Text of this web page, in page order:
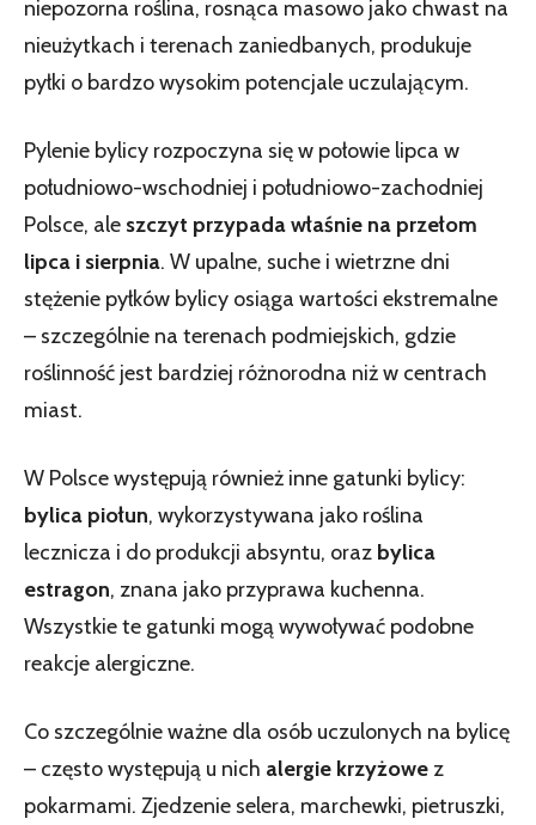
niepozorna roślina, rosnąca masowo jako chwast na
nieużytkach i terenach zaniedbanych, produkuje
pyłki o bardzo wysokim potencjale uczulającym.
Pylenie bylicy rozpoczyna się w połowie lipca w
południowo-wschodniej i południowo-zachodniej
Polsce, ale szczyt przypada właśnie na przełom
lipca i sierpnia. W upalne, suche i wietrzne dni
stężenie pyłków bylicy osiąga wartości ekstremalne
– szczególnie na terenach podmiejskich, gdzie
roślinność jest bardziej różnorodna niż w centrach
miast.
W Polsce występują również inne gatunki bylicy:
bylica piołun, wykorzystywana jako roślina
lecznicza i do produkcji absyntu, oraz bylica
estragon, znana jako przyprawa kuchenna.
Wszystkie te gatunki mogą wywoływać podobne
reakcje alergiczne.
Co szczególnie ważne dla osób uczulonych na bylicę
– często występują u nich alergie krzyżowe z
pokarmami. Zjedzenie selera, marchewki, pietruszki,